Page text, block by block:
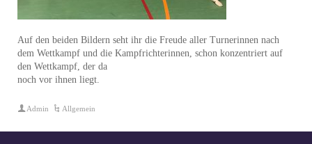
Auf den beiden Bildern seht ihr die Freude aller Turnerinnen nach
dem Wettkampf und die Kampfrichterinnen, schon konzentriert auf
den Wettkampf, der da
noch vor ihnen liegt.
Admin Allgemein